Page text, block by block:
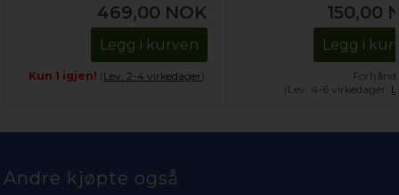
469,00 NOK
Legg i kurven
Kun 1 igjen! (Lev. 2-4 virkedager).
150,00
Legg i
(Lev. 4-6 virkedager.
Andre kjøpte også